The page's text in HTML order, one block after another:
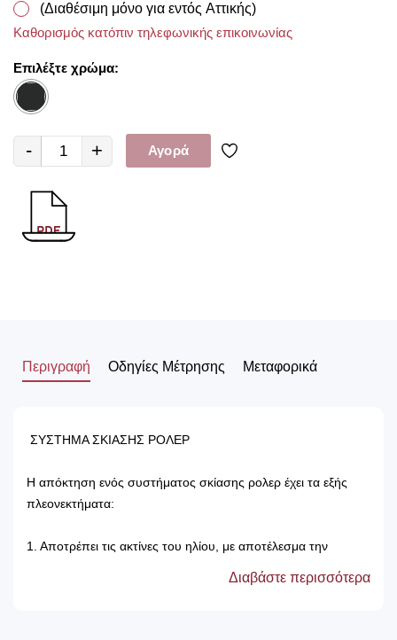
(Διαθέσιμη μόνο για εντός Αττικής)
Καθορισμός κατόπιν τηλεφωνικής επικοινωνίας
Επιλέξτε χρώμα:
- + Αγορά
Περιγραφή Οδηγίες Μέτρησης Μεταφορικά
ΣΥΣΤΗΜΑ ΣΚΙΑΣΗΣ ΡΟΛΕΡ
Η απόκτηση ενός συστήματος σκίασης ρολερ έχει τα εξής
πλεονεκτήματα:
1. Αποτρέπει τις ακτίνες του ηλίου, με αποτέλεσμα την
2. Δεν χρειάζονται πλύσιμο, καθώς καθαρίζονται μόνο με ένα
Διαβάστε περισσότερα